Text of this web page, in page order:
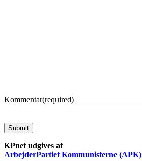
Kommentar(required)
Submit
KPnet udgives af
ArbejderPartiet Kommunisterne (APK)